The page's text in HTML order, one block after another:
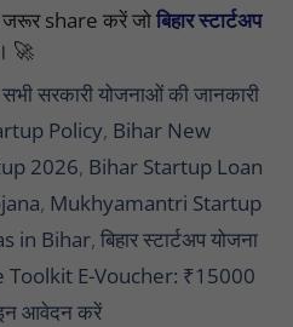
जरूर share करें जोबिहार स्टार्टअप
🚀
सरकारी योजनाओं की जानकारी
Policy, Bihar New
2026, Bihar Startup Loan
, Mukhyamantri Startup
in Bihar, बिहार स्टार्टअप योजना
Toolkit E-Voucher: ₹15000
आवेदन करें